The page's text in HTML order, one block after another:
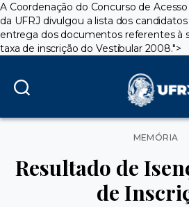
A Coordenação do Concurso de
da UFRJ divulgou a lista dos
entrega dos documentos referentes à
taxa de inscrição do Vestibular 2008.">
MEMÓRIA
Resultado de
de